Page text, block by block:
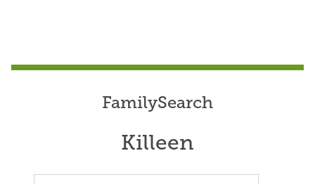
FamilySearch
Killeen